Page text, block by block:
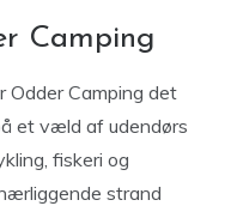
Camping
Odder Camping det
et væld af udendørs
fiskeri og
strand